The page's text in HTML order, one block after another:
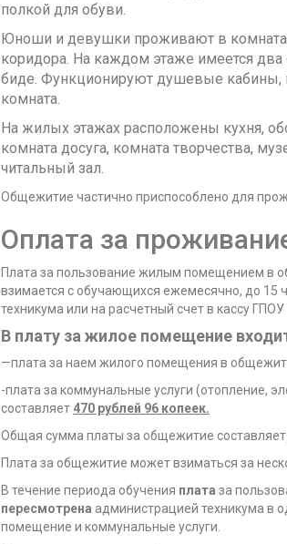
полкой для обуви.
Юноши и девушки проживают в
коридора. На каждом этаже имеется
биде. Функционируют душевые кабины,
комната.
На жилых этажах расположены кухня,
комната досуга, комната творчества,
читальный зал.
Общежитие частично приспособлено для
Оплата за
Плата за пользование жилым помещением в
взимается с обучающихся ежемесячно, до 15
техникума или на расчетный счет в кассу
В плату за жилое помещение
—плата за наем жилого помещения в
-плата за коммунальные услуги (отопление,
составляет 470 рублей 96 копеек.
Общая сумма платы за общежитие составляет
Плата за общежитие может взиматься за
В течение периода обучения плата за
пересмотрена администрацией техникума в
помещение и коммунальные услуги.